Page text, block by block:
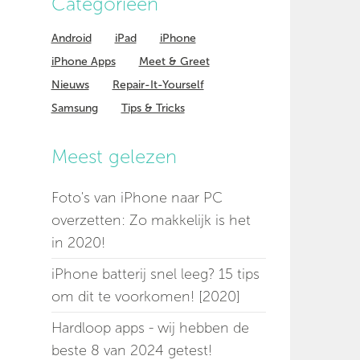
Android iPad
iPhone
iPhone Apps
Meet & Greet
Nieuws
Repair-It-Yourself
Samsung
Tips & Tricks
Meest gelezen
Foto's van iPhone naar PC
overzetten: Zo makkelijk is het
in 2020!
iPhone batterij snel leeg? 15 tips
om dit te voorkomen! [2020]
Hardloop apps - wij hebben de
beste 8 van 2024 getest!